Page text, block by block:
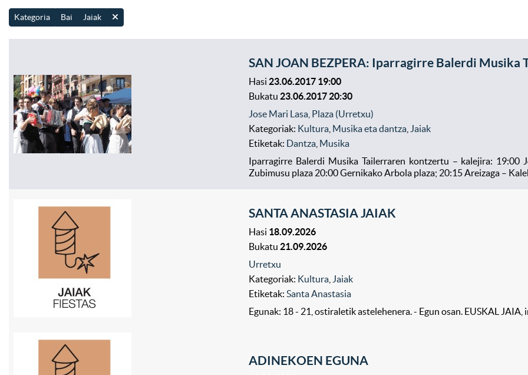
Kategoria Bai Jaiak
SAN JOAN BEZPERA: Iparragirre Balerdi
Hasi 23.06.2017 19:00
Bukatu 23.06.2017 20:30
Jose Mari Lasa, Plaza (Urretxu)
Kategoriak: Kultura Musika eta dantza Jaiak
Etiketak: Dantza Musika
Iparragirre Balerdi Musika Tailerraren kontzertu – kalejira: 19:00
Zubimusu plaza 20:00 Gernikako Arbola plaza; 20:15 Areizaga –
SANTA ANASTASIA JAIAK
Hasi 18.09.2026
Bukatu 21.09.2026
Urretxu
Kategoriak: Kultura Jaiak
Etiketak:Santa Anastasia
Egunak: 18 - 21, ostiraletik astelehenera. - Egun osan. EUSKAL JAIA,
ADINEKOEN EGUNA